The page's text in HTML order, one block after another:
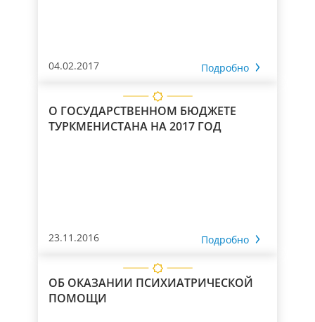
04.02.2017 Подробно
О ГОСУДАРСТВЕННОМ БЮДЖЕТЕ
ТУРКМЕНИСТАНА НА 2017 ГОД
23.11.2016 Подробно
ОБ ОКАЗАНИИ ПСИХИАТРИЧЕСКОЙ
ПОМОЩИ